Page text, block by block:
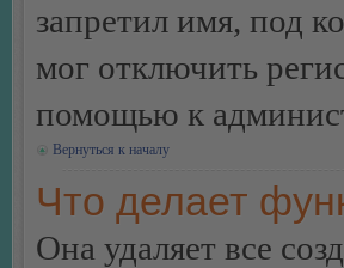
запретил имя, под
мог отключить
помощью к
Вернуться к началу
Что делает
Она удаляет все